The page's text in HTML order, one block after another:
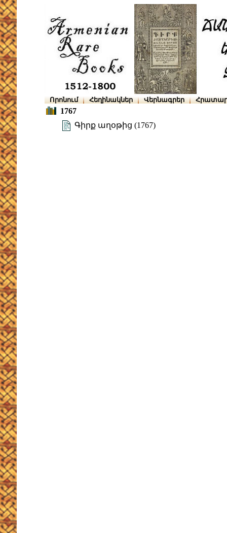
Որոնում Հեղինակներ Վերնագրեր
1767
Գիրք աղօթից (1767)